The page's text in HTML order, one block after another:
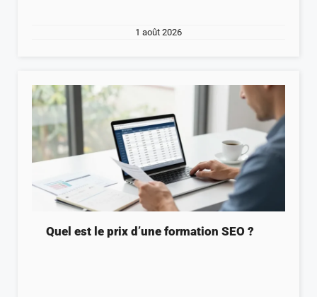
1 août 2026
Quel est le prix d’une formation SEO ?